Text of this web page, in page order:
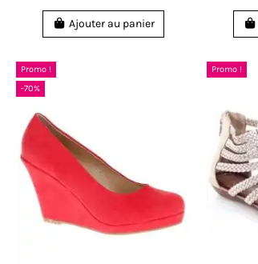
Ajouter au panier
Promo !
-70%
Promo !